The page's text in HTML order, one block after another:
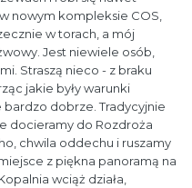
nowym kompleksie COS,
w torach, a mój
Jest niewiele osób,
Straszą nieco - z braku
jakie były warunki
dobrze. Tradycyjnie
docieramy do Rozdroża
chwila oddechu i ruszamy
z piękna panoramą na
wciąż działa,